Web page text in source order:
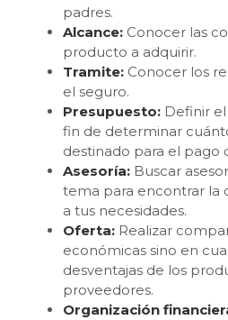
padres.
Alcance: Conocer las
producto a adquirir.
Tramite: Conocer los
el seguro.
Presupuesto: Definir
fin de determinar
destinado para el pago
Asesoría: Buscar
tema para encontrar la
a tus necesidades.
Oferta: Realizar
económicas sino en
desventajas de los
proveedores.
Organización